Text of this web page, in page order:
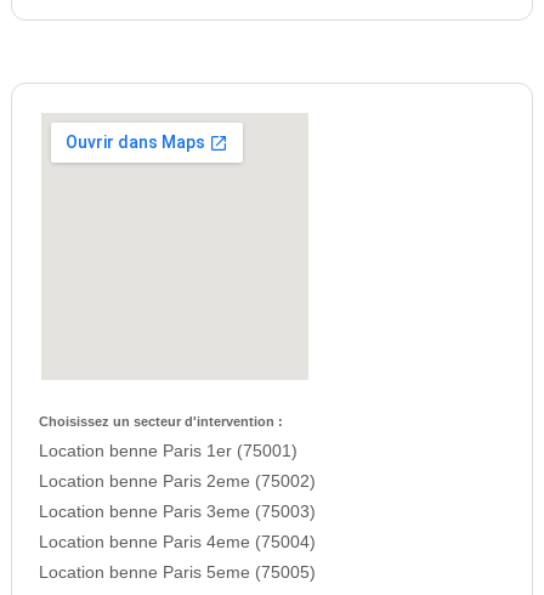
Choisissez un secteur d'intervention :
Location benne Paris 1er (75001)
Location benne Paris 2eme (75002)
Location benne Paris 3eme (75003)
Location benne Paris 4eme (75004)
Location benne Paris 5eme (75005)